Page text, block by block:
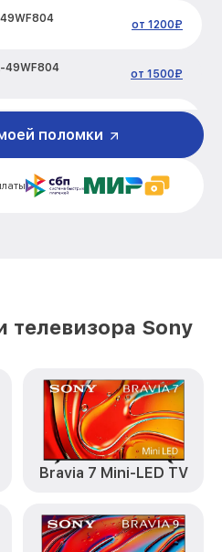
от 1200₽
49WF804
от 1500₽
от 1600₽
KDL-
49WF804
от 2100₽
Sony от 1400₽
49WF804
поломки
телевизора Sony
Bravia 7 Mini-LED TV